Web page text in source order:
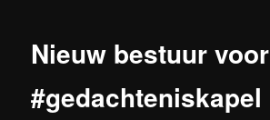
Nieuw bestuur voor
#gedachteniskapel